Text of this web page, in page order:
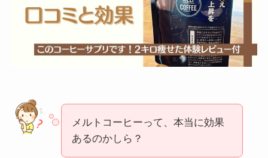
メルトコーヒーって、本当に効果
あるのかしら？